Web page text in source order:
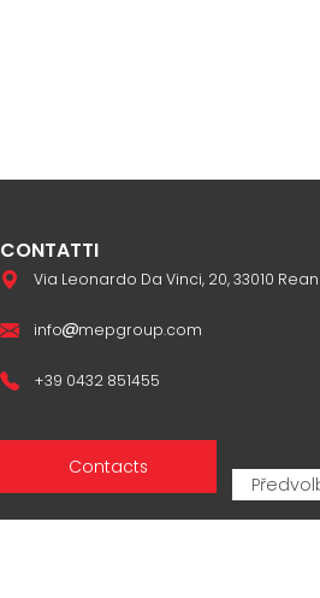
CONTATTI
Via Leonardo Da Vinci, 20, 33010
info mepgroup.com
+39 0432 851455
Contacts